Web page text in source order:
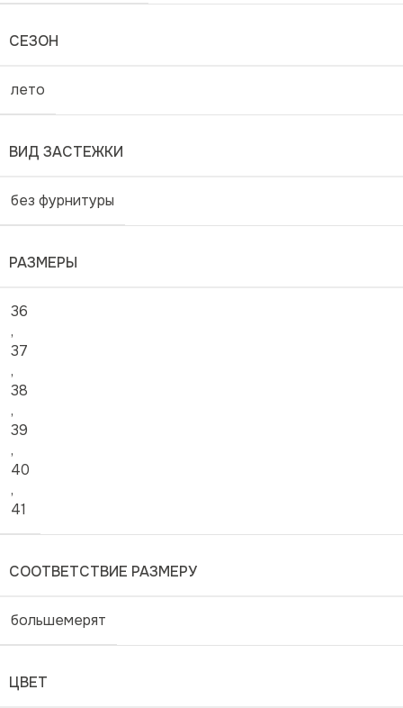
СЕЗОН
лето
ВИД ЗАСТЕЖКИ
без фурнитуры
РАЗМЕРЫ
36
,
37
,
38
,
39
,
40
,
41
СООТВЕТСТВИЕ РАЗМЕРУ
большемерят
ЦВЕТ